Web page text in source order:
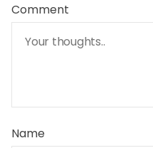
Comment
Name